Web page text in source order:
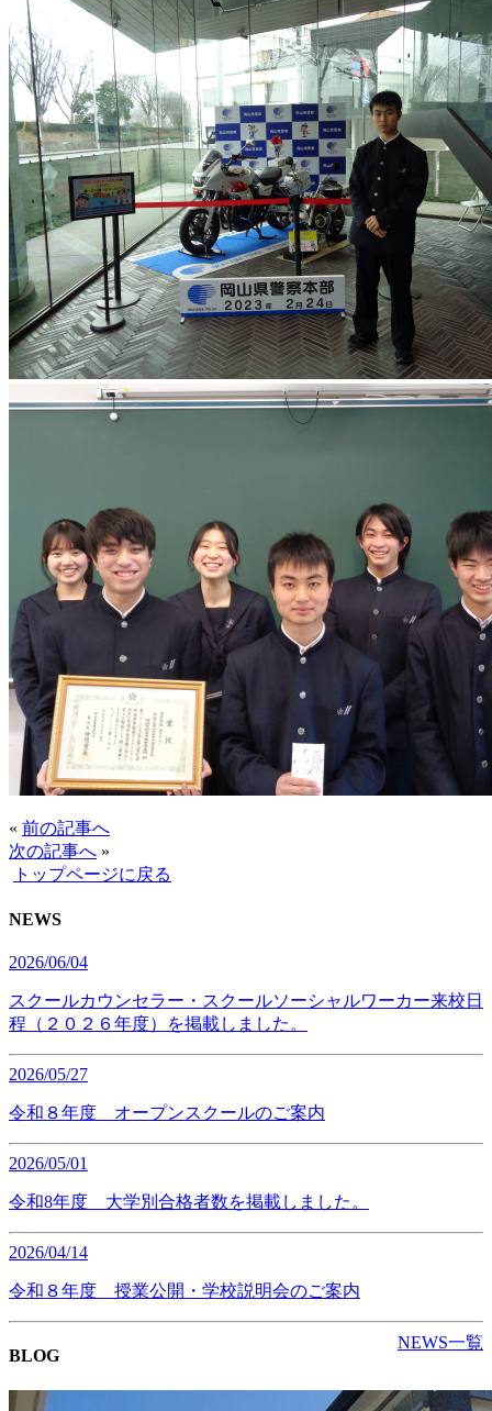
« 前の記事へ
次の記事へ »
トップページに戻る
NEWS
2026/06/04
スクールカウンセラー・スクールソーシャルワーカー来校日
程（２０２６年度）を掲載しました。
2026/05/27
令和８年度 オープンスクールのご案内
2026/05/01
令和8年度 大学別合格者数を掲載しました。
2026/04/14
令和８年度 授業公開・学校説明会のご案内
NEWS一覧
BLOG